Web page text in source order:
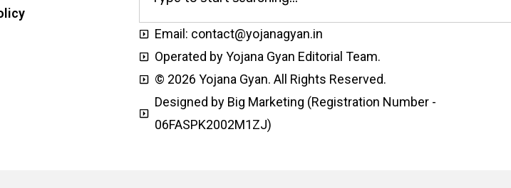
Email: contact@yojanagyan.in
Operated by Yojana Gyan Editorial Team.
© 2026 Yojana Gyan. All Rights Reserved.
Designed by Big Marketing (Registration Number -
06FASPK2002M1ZJ)